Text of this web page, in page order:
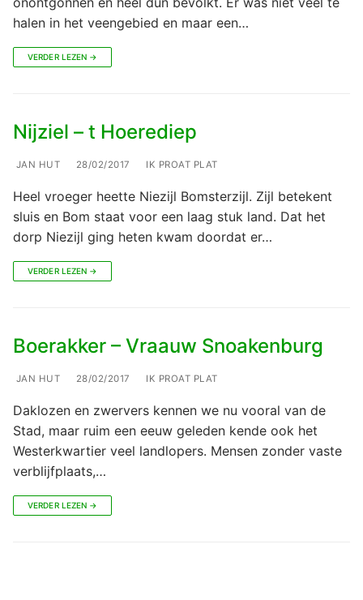
halen in het veengebied en maar een…
VERDER LEZEN →
Nijziel – t Hoerediep
JAN HUT 28/02/2017 IK PROAT PLAT
Heel vroeger heette Niezijl Bomsterzijl. Zijl betekent
sluis en Bom staat voor een laag stuk land. Dat het
dorp Niezijl ging heten kwam doordat er…
VERDER LEZEN →
Boerakker – Vraauw Snoakenburg
JAN HUT 28/02/2017 IK PROAT PLAT
Daklozen en zwervers kennen we nu vooral van de
Stad, maar ruim een eeuw geleden kende ook het
Westerkwartier veel landlopers. Mensen zonder vaste
verblijfplaats,…
VERDER LEZEN →